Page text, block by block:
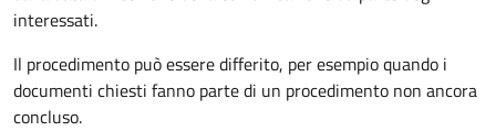
interessati.
Il procedimento può essere differito, per esempio quando i
documenti chiesti fanno parte di un procedimento non ancora
concluso.